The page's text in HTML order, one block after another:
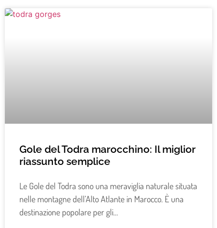
Gole del Todra marocchino: Il miglior
riassunto semplice
Le Gole del Todra sono una meraviglia naturale situata
nelle montagne dell’Alto Atlante in Marocco. È una
destinazione popolare per gli…